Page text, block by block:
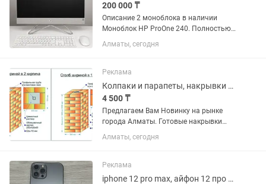
200 000 ₸
Описание 2 моноблока в наличии
Моноблок HP ProOne 240. Полностью
интегрированные и
автоматизированные функции
BIOSphere 6-го поколения позволяют
повысить...
Алматы, сегодня
Реклама
Колпаки и парапеты, накрывки на колонны и забор.
4 500 ₸
Предлагаем Вам Новинку на рынке
города Алматы. Готовые накрывки
колпаки на колонны, парапеты
накрывки на забор. Материал
композита. Очень легкие,
долговечные,...
Алматы, сегодня
Реклама
iphone 12 pro max, айфон 12 про max